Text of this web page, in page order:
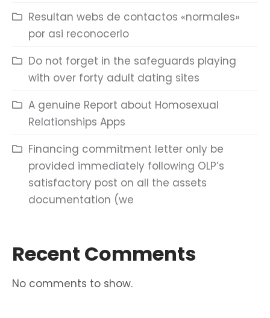
Resultan webs de contactos «normales»
por asi reconocerlo
Do not forget in the safeguards playing
with over forty adult dating sites
A genuine Report about Homosexual
Relationships Apps
Financing commitment letter only be
provided immediately following OLP’s
satisfactory post on all the assets
documentation (we
Recent Comments
No comments to show.